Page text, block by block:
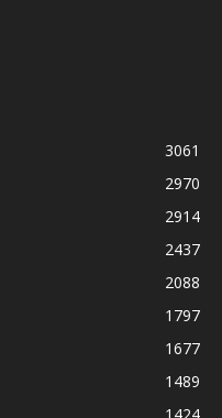
3061
2970
2914
2437
2088
1797
1677
1489